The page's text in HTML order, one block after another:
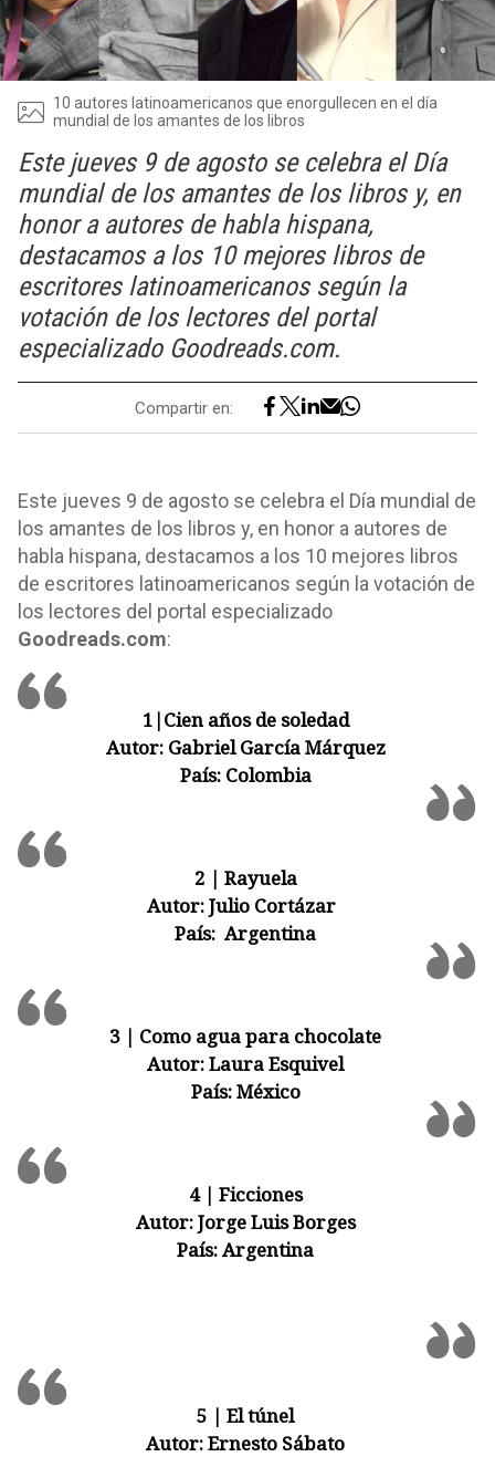
10 autores latinoamericanos que enorgullecen en el día
mundial de los amantes de los libros
Este jueves 9 de agosto se celebra el Día
mundial de los amantes de los libros y, en
honor a autores de habla hispana,
destacamos a los 10 mejores libros de
escritores latinoamericanos según la
votación de los lectores del portal
especializado Goodreads.com.
Compartir en:
Este jueves 9 de agosto se celebra el Día mundial de
los amantes de los libros y, en honor a autores de
habla hispana, destacamos a los 10 mejores libros
de escritores latinoamericanos según la votación de
los lectores del portal especializado
Goodreads.com:
1|Cien años de soledad
Autor: Gabriel García Márquez
País: Colombia
2 | Rayuela
Autor:Julio Cortázar
País:Argentina
3 | Como agua para chocolate
Autor:Laura Esquivel
País:México
4 | Ficciones
Autor:Jorge Luis Borges
País:Argentina
5 | El túnel
Autor:Ernesto Sábato